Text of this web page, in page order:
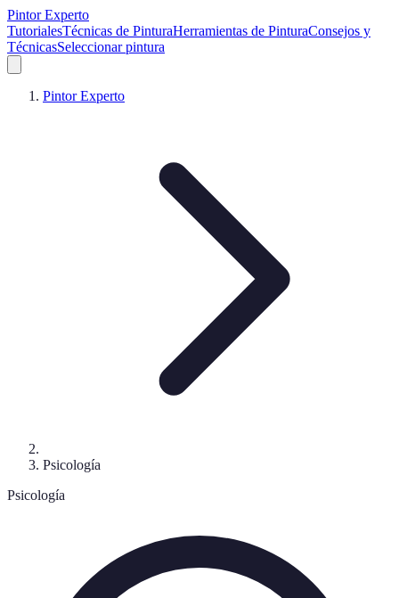
Pintor Experto
TutorialesTécnicas de PinturaHerramientas de PinturaConsejos y
TécnicasSeleccionar pintura
Pintor Experto
Psicología
Psicología